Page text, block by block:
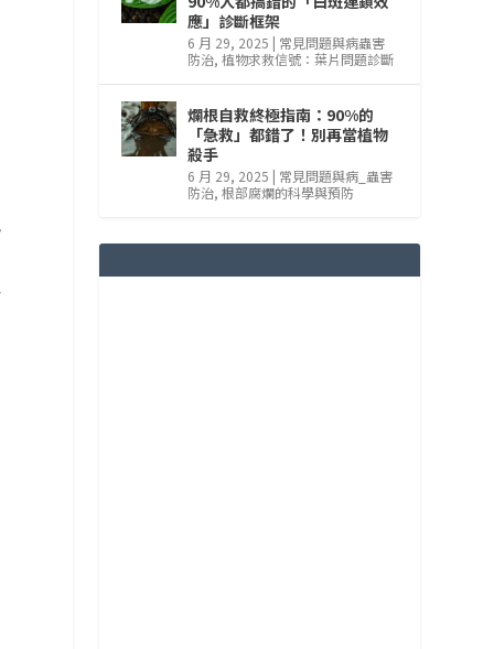
應」診斷框架
6 月 29, 2025 | 常見問題與病蟲害
防治,植物求救信號：葉片問題診斷
爛根自救終極指南：90%的
「急救」都錯了！別再當植物
殺手
6 月 29, 2025 | 常見問題與病_蟲害
防治,根部腐爛的科學與預防